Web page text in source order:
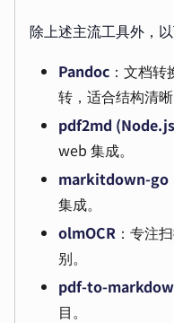
除上述主流工具外，
Pandoc ：文档
转，适合结构清晰
pdf2md
web 集成。
markitdown-go
集成。
olmOCR ：专注
别。
pdf-to-
目。